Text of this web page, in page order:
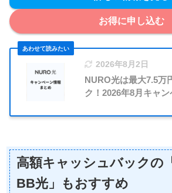
お得に申し込む
2026年8月2日
NURO光は最大7.5万
ク！2026年8月キャ
高額キャッシュバックの
BB光」もおすすめ